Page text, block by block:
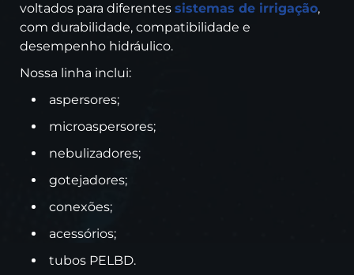
voltados para diferentes sistemas de irrigação,
com durabilidade, compatibilidade e
desempenho hidráulico.
Nossa linha inclui:
aspersores;
microaspersores;
nebulizadores;
gotejadores;
conexões;
acessórios;
tubos PELBD.